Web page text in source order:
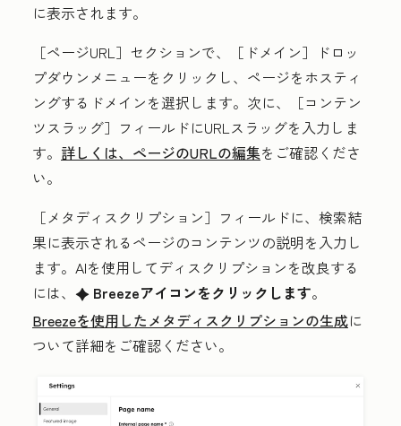
に表示されます。
［ページURL］ セクションで、［ドメイン］
ドロッ
プダウンメニューをクリックし、ページをホスティ
ングする ドメインを選択します。次に、［コンテン
ツスラッグ］フィールドにURLスラッグを入力しま
す。 詳しくは、ページのURLの編集をご確認くださ
い。
［メタディスクリプション］ フィールドに、検索結
果に表示されるページのコンテンツの説明を入力し
ます。AIを使用してディスクリプションを改良する
には、
artificialIntelligenceIcon Breezeアイコンをクリックします。
Breezeを使用したメタディスクリプションの生成に
ついて詳細をご確認ください。